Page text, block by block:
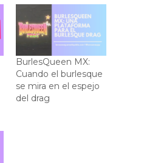
BurlesQueen MX:
Cuando el burlesque
se mira en el espejo
del drag